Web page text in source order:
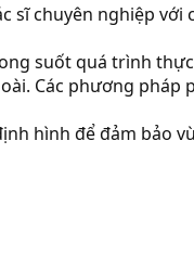
sĩ chuyên nghiệp với
suốt quá trình
Các phương pháp
hình để đảm bảo